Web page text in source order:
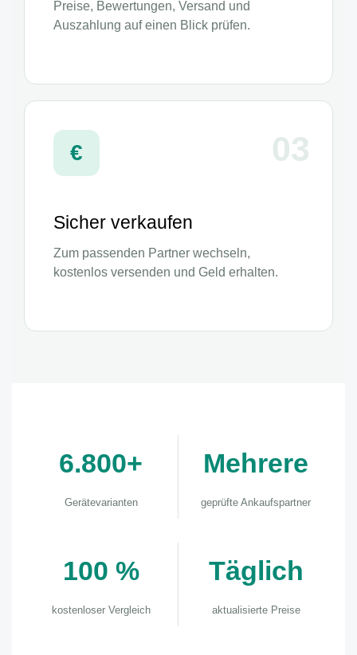
Preise, Bewertungen, Versand und
Auszahlung auf einen Blick prüfen.
03
€
Sicher verkaufen
Zum passenden Partner wechseln,
kostenlos versenden und Geld erhalten.
6.800+
Gerätevarianten
Mehrere
geprüfte Ankaufspartner
100 %
kostenloser Vergleich
Täglich
aktualisierte Preise